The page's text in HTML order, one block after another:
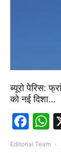
ब्यूरो पेरिस:
को नई दिशा…
Editorial Team